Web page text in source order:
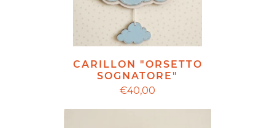
CARILLON "ORSETTO
SOGNATORE"
€40,00